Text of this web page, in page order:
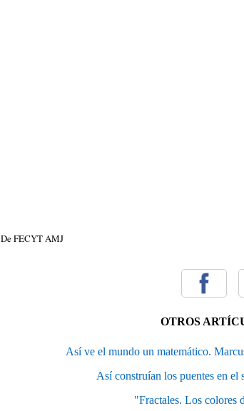
De FECYT AMJ
OTROS
Así ve el mundo un matemático.
Así construían los puentes en
"Fractales. Los